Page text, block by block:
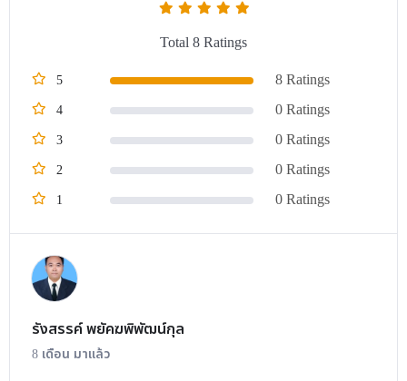
Total 8 Ratings
5 8 Ratings
4 0 Ratings
3 0 Ratings
2 0 Ratings
1 0 Ratings
รังสรรค์ พยัคฆพิพัฒน์กุล
8 เดือน มาแล้ว